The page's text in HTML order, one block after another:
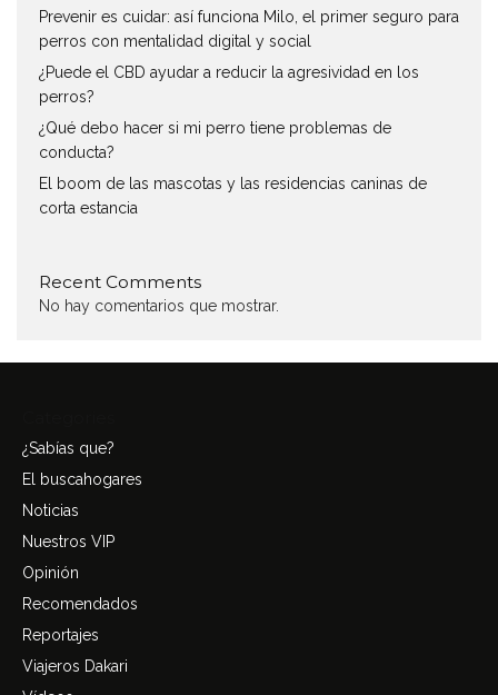
Prevenir es cuidar: así funciona Milo, el primer seguro para
perros con mentalidad digital y social
¿Puede el CBD ayudar a reducir la agresividad en los
perros?
¿Qué debo hacer si mi perro tiene problemas de
conducta?
El boom de las mascotas y las residencias caninas de
corta estancia
Recent Comments
No hay comentarios que mostrar.
¿Sabías que?
El buscahogares
Noticias
Nuestros VIP
Opinión
Recomendados
Reportajes
Viajeros Dakari